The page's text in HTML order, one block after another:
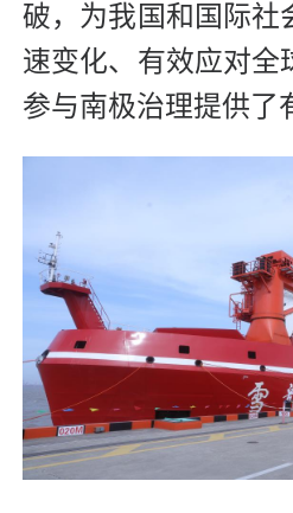
破，为我国和国际社
速变化、有效应对全
参与南极治理提供了